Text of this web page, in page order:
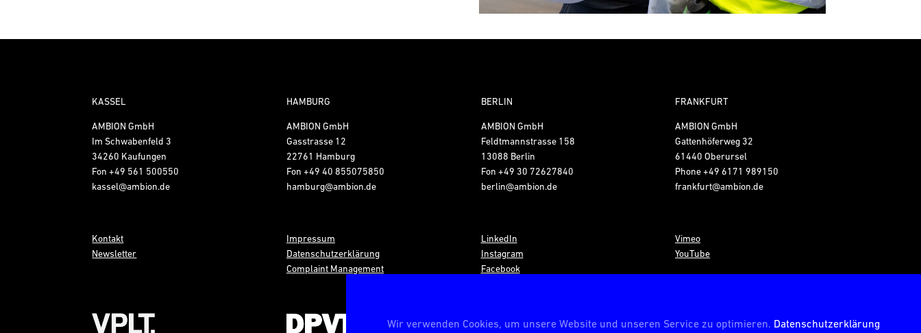
Wir verwenden Cookies, um unsere Website und unseren Service zu optimieren. Datenschutzerklärung
KASSEL
AMBION GmbH
Im Schwabenfeld 3
34260 Kaufungen
Fon+49 561 500550
kassel@ambion.de
HAMBURG
AMBION GmbH
Gasstrasse 12
22761 Hamburg
Fon +49 40 855075850
hamburg@ambion.de
BERLIN
AMBION GmbH
Feldtmannstrasse 158
13088 Berlin
Fon +49 30 72627840
berlin@ambion.de
FRANKFURT
AMBION GmbH
Gattenhöferweg 32
61440 Oberursel
Phone+49 6171 989150
frankfurt@ambion.de
Kontakt
Newsletter
Impressum
Datenschutzerklärung
Complaint Management
LinkedIn
Instagram
Facebook
Vimeo
YouTube
© AMBION GmbH 2026